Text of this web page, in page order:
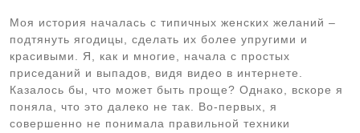
Моя история началась с типичных женских желаний –
подтянуть ягодицы, сделать их более упругими и
красивыми. Я, как и многие, начала с простых
приседаний и выпадов, видя видео в интернете.
Казалось бы, что может быть проще? Однако, вскоре я
поняла, что это далеко не так. Во-первых, я
совершенно не понимала правильной техники